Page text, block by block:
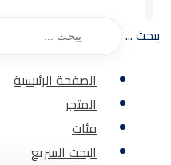
يبحث ...
الصفحة الرئيسية
المتجر
فئات
البحث السريع